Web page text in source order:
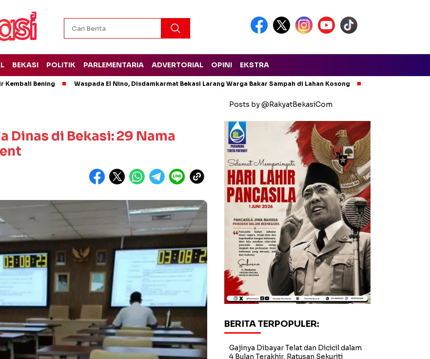
BEKASI POLITIK PARLEMENTARIA ADVERTORIAL OPINI EKSTRA
Kembali Bening Waspada El Nino, Disdamkarmat Bekasi Larang Warga Bakar Sampah di Lahan Kosong
Dinas di Bekasi: 29 Nama
Posts by @RakyatBekasiCom
BERITA TERPOPULER:
Gajinya Dibayar Telat dan Dicicil dalam
4 Bulan Terakhir, Ratusan Sekuriti